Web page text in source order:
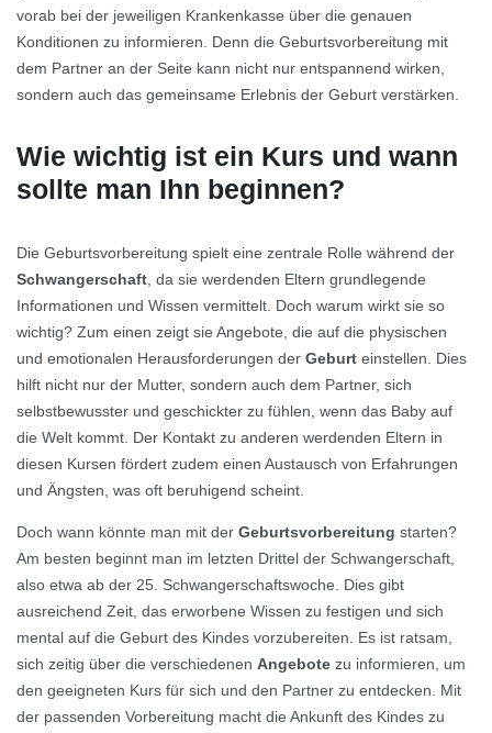
vorab bei der jeweiligen Krankenkasse über die genauen
Konditionen zu informieren. Denn die Geburtsvorbereitung mit
dem Partner an der Seite kann nicht nur entspannend wirken,
sondern auch das gemeinsame Erlebnis der Geburt verstärken.
Wie wichtig ist ein Kurs und wann
sollte man Ihn beginnen?
Die Geburtsvorbereitung spielt eine zentrale Rolle während der
Schwangerschaft, da sie werdenden Eltern grundlegende
Informationen und Wissen vermittelt. Doch warum wirkt sie so
wichtig? Zum einen zeigt sie Angebote, die auf die physischen
und emotionalen Herausforderungen der Geburt einstellen. Dies
hilft nicht nur der Mutter, sondern auch dem Partner, sich
selbstbewusster und geschickter zu fühlen, wenn das Baby auf
die Welt kommt. Der Kontakt zu anderen werdenden Eltern in
diesen Kursen fördert zudem einen Austausch von Erfahrungen
und Ängsten, was oft beruhigend scheint.
Doch wann könnte man mit der Geburtsvorbereitung starten?
Am besten beginnt man im letzten Drittel der Schwangerschaft,
also etwa ab der 25. Schwangerschaftswoche. Dies gibt
ausreichend Zeit, das erworbene Wissen zu festigen und sich
mental auf die Geburt des Kindes vorzubereiten. Es ist ratsam,
sich zeitig über die verschiedenen Angebote zu informieren, um
den geeigneten Kurs für sich und den Partner zu entdecken. Mit
der passenden Vorbereitung macht die Ankunft des Kindes zu